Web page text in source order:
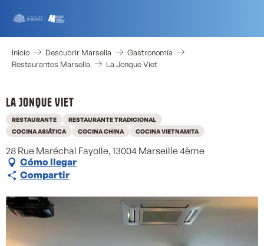
contenu
principal
Inicio Descubrir Marsella
Gastronomía
Restaurantes Marsella
La Jonque Viet
La Jonque Viet
RESTAURANTE
RESTAURANTE TRADICIONAL
COCINA ASIÁTICA
COCINA CHINA COCINA VIETNAMITA
28 Rue Maréchal Fayolle, 13004 Marseille 4ème
Cómo llegar
Compartir